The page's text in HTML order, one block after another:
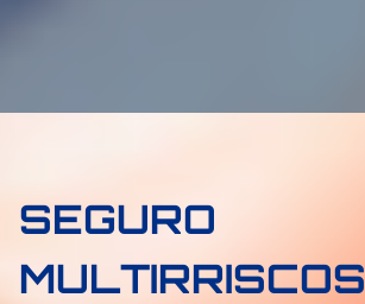
SEGURO
MULTIRRISCOS